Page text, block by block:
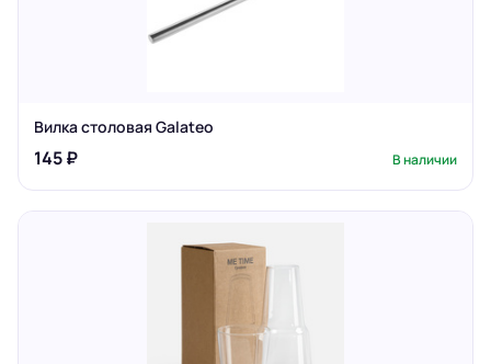
Вилка столовая Galateo
145 ₽ В наличии